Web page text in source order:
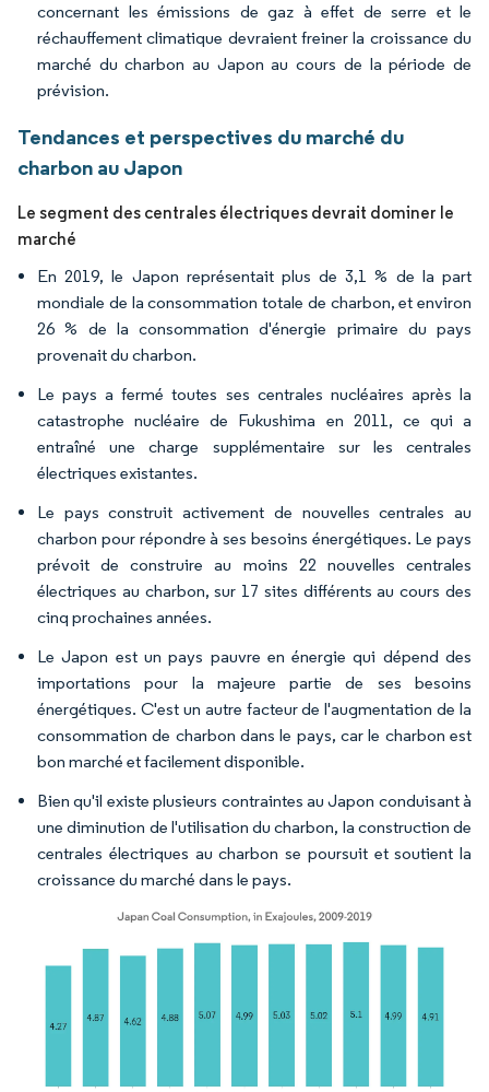
concernant les émissions de gaz à effet de serre et le
réchauffement climatique devraient freiner la croissance du
marché du charbon au Japon au cours de la période de
prévision.
Tendances et perspectives du marché du
charbon au Japon
Le segment des centrales électriques devrait dominer le
marché
En 2019, le Japon représentait plus de 3,1 % de la part
mondiale de la consommation totale de charbon, et environ
26 % de la consommation d'énergie primaire du pays
provenait du charbon.
Le pays a fermé toutes ses centrales nucléaires après la
catastrophe nucléaire de Fukushima en 2011, ce qui a
entraîné une charge supplémentaire sur les centrales
électriques existantes.
Le pays construit activement de nouvelles centrales au
charbon pour répondre à ses besoins énergétiques. Le pays
prévoit de construire au moins 22 nouvelles centrales
électriques au charbon, sur 17 sites différents au cours des
cinq prochaines années.
Le Japon est un pays pauvre en énergie qui dépend des
importations pour la majeure partie de ses besoins
énergétiques. C'est un autre facteur de l'augmentation de la
consommation de charbon dans le pays, car le charbon est
bon marché et facilement disponible.
Bien qu'il existe plusieurs contraintes au Japon conduisant à
une diminution de l'utilisation du charbon, la construction de
centrales électriques au charbon se poursuit et soutient la
croissance du marché dans le pays.